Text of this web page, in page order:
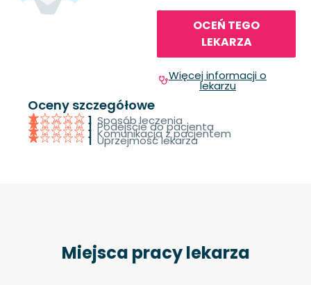
OCEŃ TEGO
LEKARZA
Więcej informacji o
lekarzu
Oceny szczegółowe
1 Sposób leczenia
1 Podejście do pacjenta
1 Komunikacja z pacjentem
1 Uprzejmość lekarza
Miejsca pracy lekarza